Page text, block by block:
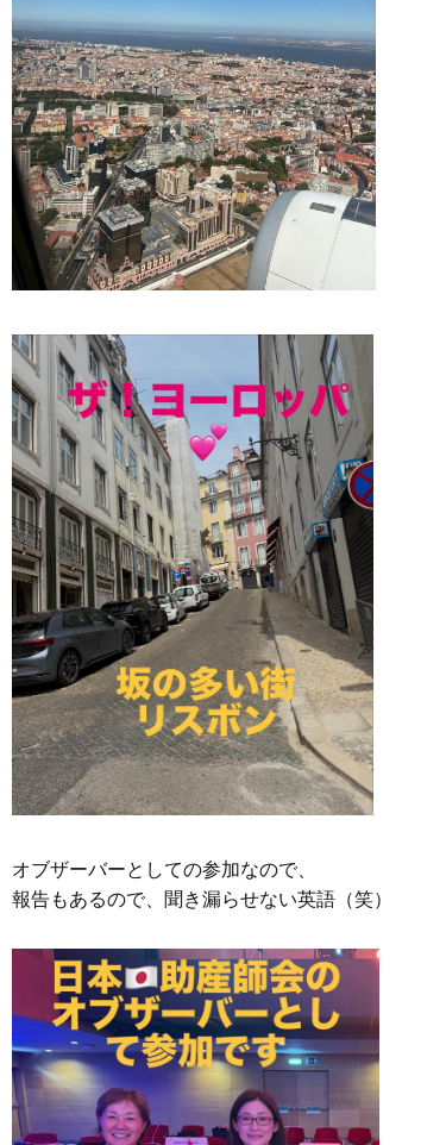
オブザーバーとしての参加なので、
報告もあるので、聞き漏らせない英語（笑）